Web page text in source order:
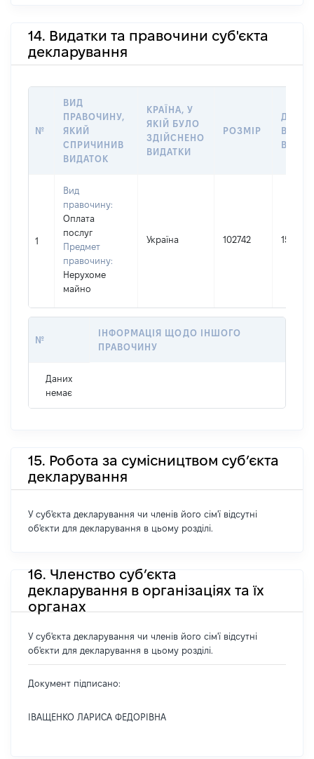
14. Видатки та правочини суб'єкта
декларування
№
ВИД
ПРАВОЧИНУ,
ЯКИЙ
СПРИЧИНИВ
ВИДАТОК
КРАЇНА, У
ЯКІЙ БУЛО
ЗДІЙСНЕНО
ВИДАТКИ
РОЗМІР
ДАТА
1
Вид
правочину:
Оплата
послуг
Предмет
правочину:
Нерухоме
майно
Україна 102742
№
ІНФОРМАЦІЯ ЩОДО ІНШОГО
ПРАВОЧИНУ
Даних
немає
15. Робота за сумісництвом суб’єкта
декларування
У суб'єкта декларування чи членів його сім'ї відсутні
об'єкти для декларування в цьому розділі.
16. Членство суб’єкта
декларування в організаціях та їх
органах
У суб'єкта декларування чи членів його сім'ї відсутні
об'єкти для декларування в цьому розділі.
Документ підписано:
ІВАЩЕНКО ЛАРИСА ФЕДОРІВНА